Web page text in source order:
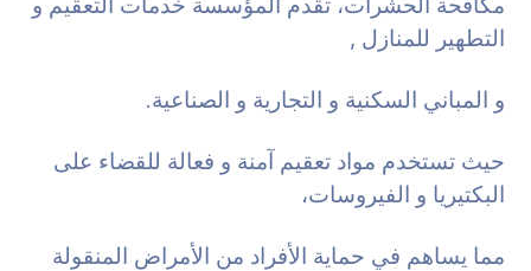
التطهير للمنازل ,
و المباني السكنية و التجارية و الصناعية.
حيث تستخدم مواد تعقيم آمنة و فعالة للقضاء على
البكتيريا و الفيروسات،
مما يساهم في حماية الأفراد من الأمراض المنقولة